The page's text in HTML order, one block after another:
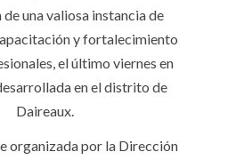
una valiosa instancia de
y fortalecimiento
el último viernes en
en el distrito de
Daireaux.
organizada por la Dirección